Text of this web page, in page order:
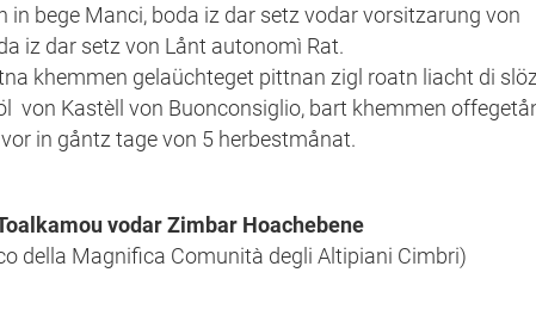
bege Manci, boda iz dar setz vodar vorsitzarung von
iz dar setz von Lånt autonomì Rat.
khemmen gelaüchteget pittnan zigl roatn liacht di
von Kastèll von Buonconsiglio, bart khemmen
in gåntz tage von 5 herbestmånat.
vodar Zimbar Hoachebene
della Magnifica Comunità degli Altipiani Cimbri)